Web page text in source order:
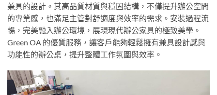
兼具的設計。其高品質材質與穩固結構，不僅提升辦公空間
的專業感，也滿足主管對舒適度與效率的需求。安裝過程流
暢，完美融入辦公環境，展現現代辦公家具的極致美學。
Green OA 的優質服務，讓客戶能夠輕鬆擁有兼具設計感與
功能性的辦公桌，提升整體工作氛圍與效率。